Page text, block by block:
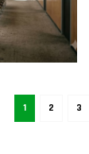
1 2 3